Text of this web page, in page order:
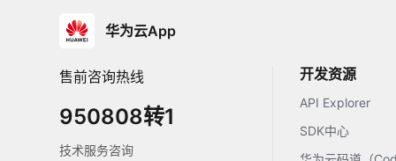
华为云App
售前咨询热线
950808转1
技术服务咨询
开发资源
API Explorer
SDK中心